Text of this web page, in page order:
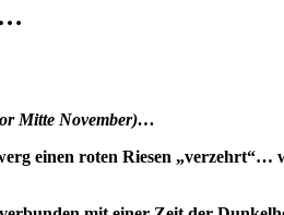
Mitte November)…
einen roten Riesen